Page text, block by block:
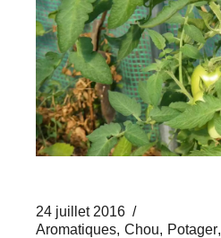
24 juillet 2016
Aromatiques Chou Potager